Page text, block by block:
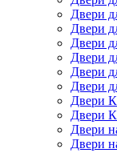
Двери
Двери
Двери
Двери
Двери
Двери
Двери
Двери
Двери
Двери